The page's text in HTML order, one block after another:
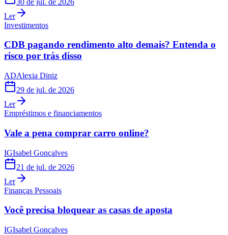
Ler
Investimentos
CDB pagando rendimento alto demais? Entenda o
risco por trás disso
ADAlexia Diniz
29 de jul. de 2026
Ler
Empréstimos e financiamentos
Vale a pena comprar carro online?
IGIsabel Gonçalves
21 de jul. de 2026
Ler
Finanças Pessoais
Você precisa bloquear as casas de aposta
IGIsabel Gonçalves